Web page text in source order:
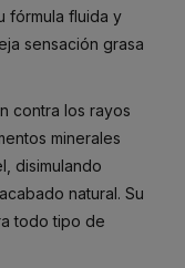
fórmula fluida y
sensación grasa
contra los rayos
minerales
disimulando
natural. Su
todo tipo de